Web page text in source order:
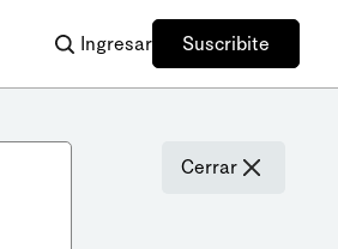
Ingresar Suscribite
Cerrar